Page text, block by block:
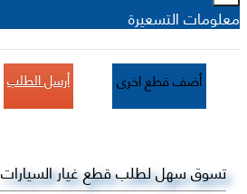
معلومات التسعيرة
أضف قطع اخرى أرسل الطلب
تسوق سهل لطلب قطع غيار السيارات